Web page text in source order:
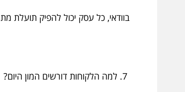
בוודאי, כל עסק יכול להפיק תועלת מתProcessים שמבוססים על צורך וציפיות.
למה הלקוחות דורשים המון היום?